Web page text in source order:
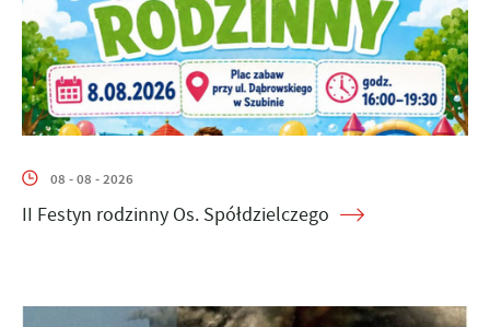
08 - 08 - 2026
II Festyn rodzinny Os. Spółdzielczego